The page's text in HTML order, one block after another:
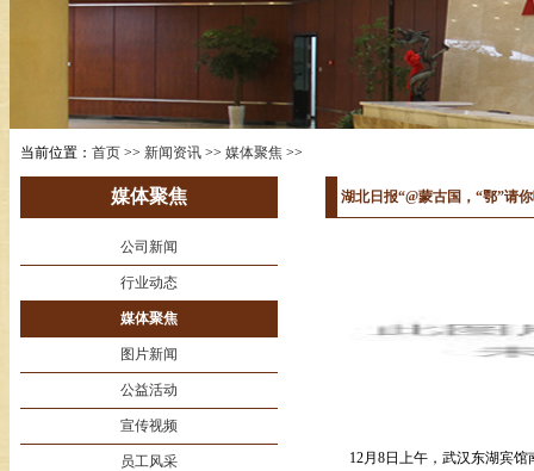
当前位置： 首页 >> 新闻资讯 >> 媒体聚焦 >>
媒体聚焦
公司新闻
行业动态
媒体聚焦
图片新闻
公益活动
宣传视频
员工风采
湖北日报“@蒙古国，“鄂”请
12月8日上午，武汉东湖宾